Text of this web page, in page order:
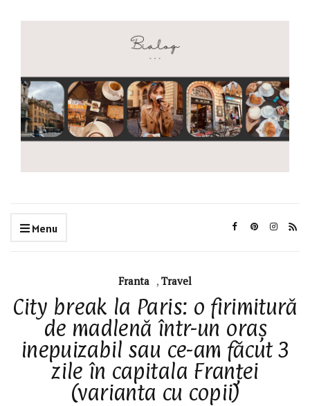
Menu
Franta , Travel
City break la Paris: o firimitură
de madlenă într-un oraș
inepuizabil sau ce-am făcut 3
zile în capitala Franței
(varianta cu copii)